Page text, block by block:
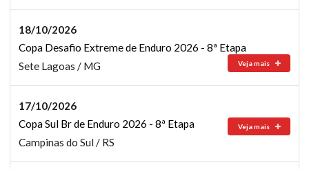
18/10/2026
Copa Desafio Extreme de Enduro 2026 - 8ª Etapa
Veja mais
Sete Lagoas / MG
17/10/2026
Copa Sul Br de Enduro 2026 - 8ª Etapa
Veja mais
Campinas do Sul / RS